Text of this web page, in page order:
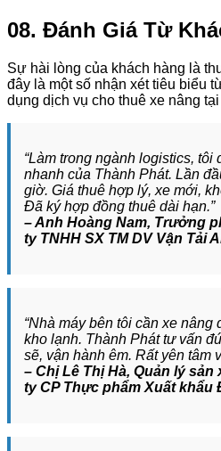
08. Đánh Giá Từ
Sự hài lòng của khách hàng là
đây là một số nhận xét tiêu biểu
dụng dịch vụ cho thuê xe nâng
“Làm trong ngành logistics,
nhanh của Thành Phát. Lần
giờ. Giá thuê hợp lý, xe mới,
Đã ký hợp đồng thuê dài hạn.”
– Anh Hoàng Nam, Trưởng
ty TNHH SX TM DV Vận Tải
“Nhà máy bên tôi cần xe nâng
kho lạnh. Thành Phát tư vấn
sẽ, vận hành êm. Rất yên tâm
– Chị Lê Thị Hà, Quản lý
ty CP Thực phẩm Xuất khẩu